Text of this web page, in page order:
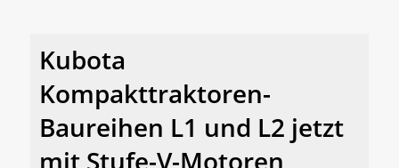
Kubota
Kompakttraktoren-
Baureihen L1 und L2 jetzt
mit Stufe-V-Motoren